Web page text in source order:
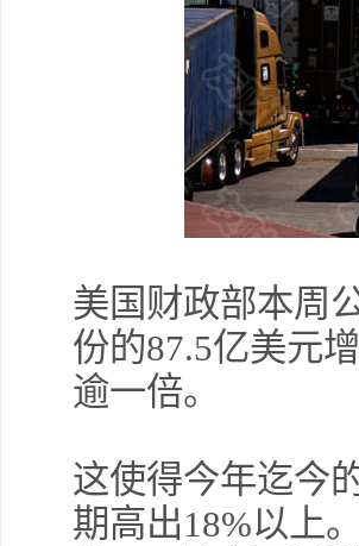
美国财政部本周
份的87.5亿美元
逾一倍。
这使得今年迄今
期高出18%以上